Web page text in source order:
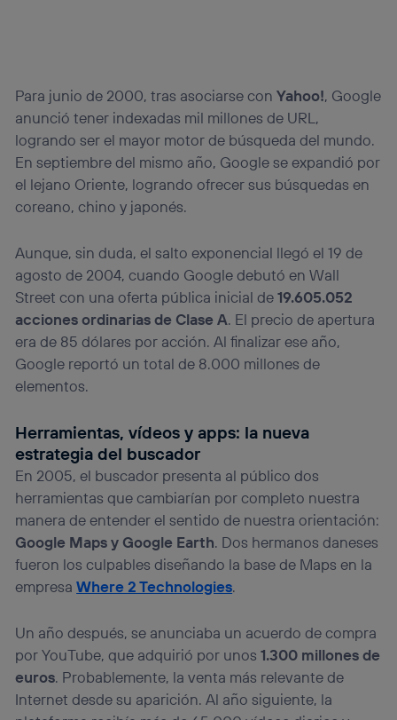
Para junio de 2000, tras asociarse conYahoo!, Google
anunció tener indexadas mil millones de URL,
logrando ser el mayor motor de búsqueda del mundo.
En septiembre del mismo año, Google se expandió por
el lejano Oriente, logrando ofrecer sus búsquedas en
coreano, chino y japonés.
Aunque, sin duda, el salto exponencial llegó el 19 de
agosto de 2004, cuando Google debutó en Wall
Street con una oferta pública inicial de19.605.052
acciones ordinarias de Clase A. El precio de apertura
era de 85 dólares por acción. Al finalizar ese año,
Google reportó un total de 8.000 millones de
elementos.
Herramientas, vídeos y apps: la nueva
estrategia del buscador
En 2005, el buscador presenta al público dos
herramientas que cambiarían por completo nuestra
manera de entender el sentido de nuestra orientación:
Google Maps y Google Earth. Dos hermanos daneses
fueron los culpables diseñando la base de Maps en la
empresaWhere 2 Technologies.
Un año después, se anunciaba un acuerdo de compra
por YouTube, que adquirió por unos1.300 millones de
euros. Probablemente, la venta más relevante de
Internet desde su aparición. Al año siguiente, la